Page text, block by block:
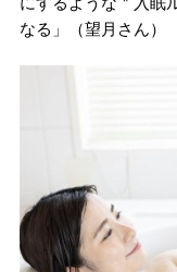
なる」（望月さん）